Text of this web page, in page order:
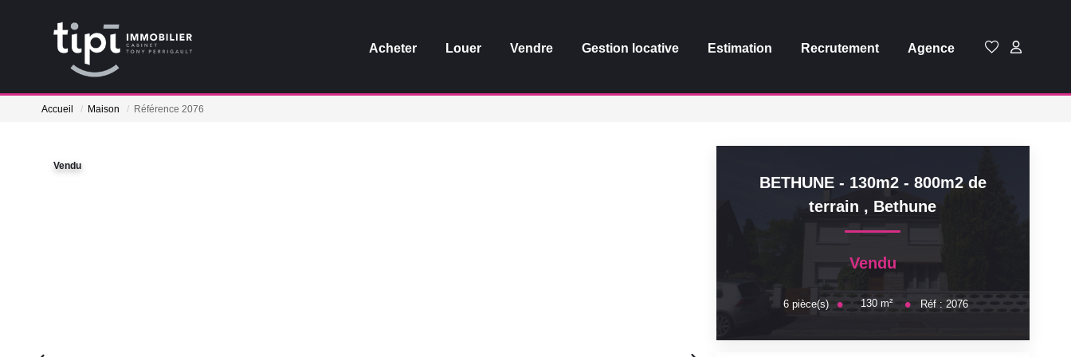
Acheter Louer Vendre Gestion locative Estimation Recrutement Agence
Accueil Maison Référence 2076
Vendu
BETHUNE - 130m2 - 800m2 de
terrain , Bethune
Vendu
6pièce(s) 130 m² Réf :2076